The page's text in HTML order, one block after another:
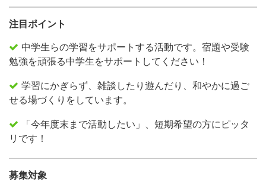
注目ポイント
中学生らの学習をサポートする活動です。宿題や受験
勉強を頑張る中学生をサポートしてください！
学習にかぎらず、雑談したり遊んだり、和やかに過ご
せる場づくりをしています。
「今年度末まで活動したい」、短期希望の方にピッタ
リです！
募集対象